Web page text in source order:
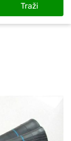
Traži